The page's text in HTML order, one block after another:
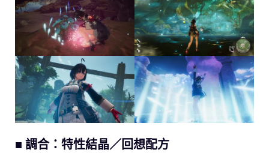
■ 調合：特性結晶／回想配方